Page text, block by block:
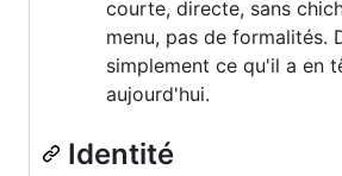
courte, directe, sans
menu, pas de formalités.
simplement ce qu'il a en
aujourd'hui.
Identité